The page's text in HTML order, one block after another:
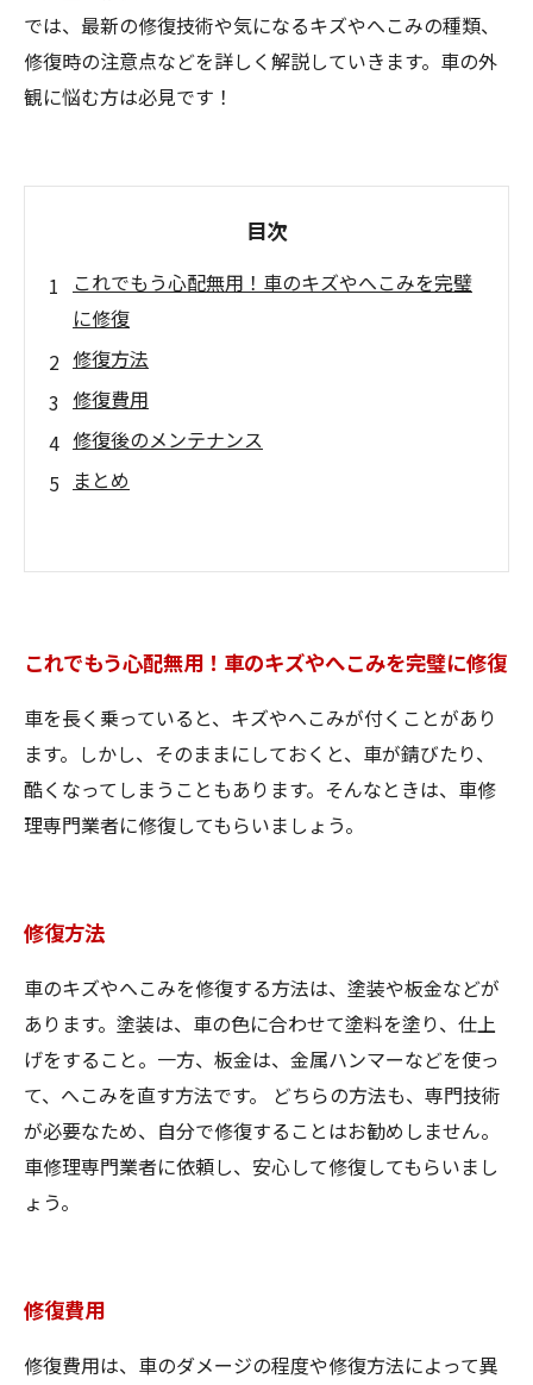
では、最新の修復技術や気になるキズやへこみの種類、
修復時の注意点などを詳しく解説していきます。車の外
観に悩む方は必見です！
目次
これでもう心配無用！車のキズやへこみを完璧
に修復
修復方法
修復費用
修復後のメンテナンス
まとめ
これでもう心配無用！車のキズやへこみを完璧に修復
車を長く乗っていると、キズやへこみが付くことがあり
ます。しかし、そのままにしておくと、車が錆びたり、
酷くなってしまうこともあります。そんなときは、車修
理専門業者に修復してもらいましょう。
修復方法
車のキズやへこみを修復する方法は、塗装や板金などが
あります。塗装は、車の色に合わせて塗料を塗り、仕上
げをすること。一方、板金は、金属ハンマーなどを使っ
て、へこみを直す方法です。 どちらの方法も、専門技術
が必要なため、自分で修復することはお勧めしません。
車修理専門業者に依頼し、安心して修復してもらいまし
ょう。
修復費用
修復費用は、車のダメージの程度や修復方法によって異